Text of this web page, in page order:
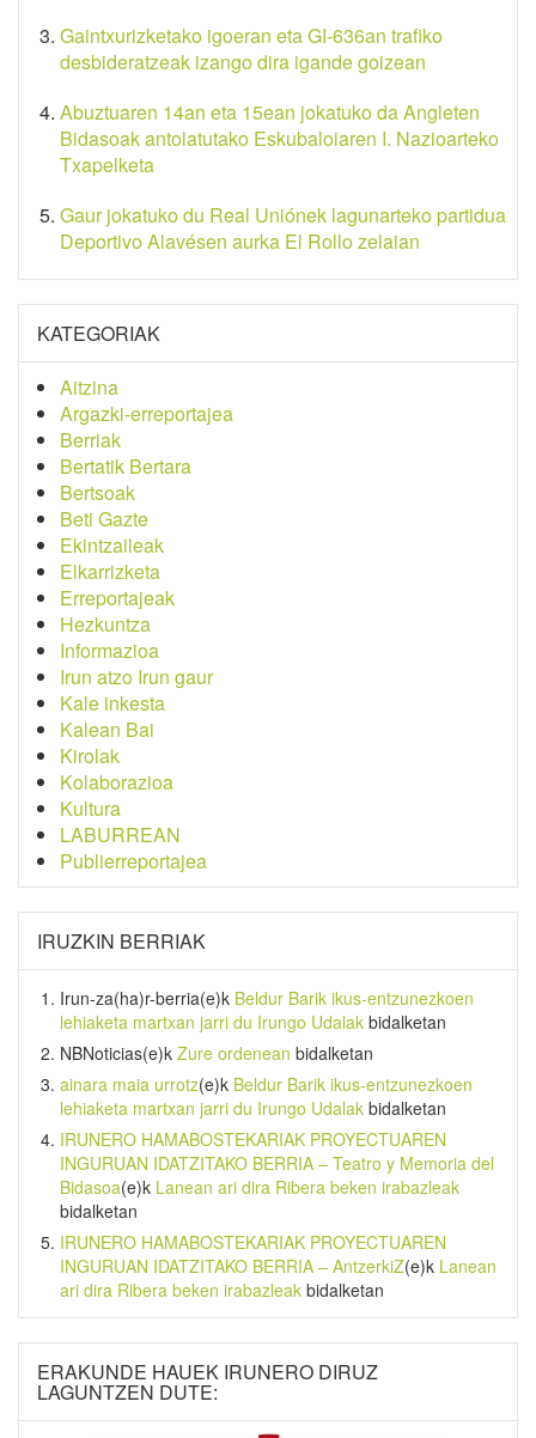
Gaintxurizketako igoeran eta GI-636an trafiko
desbideratzeak izango dira igande goizean
Abuztuaren 14an eta 15ean jokatuko da Angleten
Bidasoak antolatutako Eskubaloiaren I. Nazioarteko
Txapelketa
Gaur jokatuko du Real Uniónek lagunarteko partidua
Deportivo Alavésen aurka El Rollo zelaian
KATEGORIAK
Aitzina
Argazki-erreportajea
Berriak
Bertatik Bertara
Bertsoak
Beti Gazte
Ekintzaileak
Elkarrizketa
Erreportajeak
Hezkuntza
Informazioa
Irun atzo Irun gaur
Kale inkesta
Kalean Bai
Kirolak
Kolaborazioa
Kultura
LABURREAN
Publierreportajea
IRUZKIN BERRIAK
Irun-za(ha)r-berria(e)k Beldur Barik ikus-entzunezkoen
lehiaketa martxan jarri du Irungo Udalak bidalketan
NBNoticias(e)k Zure ordenean bidalketan
ainara maia urrotz(e)k Beldur Barik ikus-entzunezkoen
lehiaketa martxan jarri du Irungo Udalak bidalketan
IRUNERO HAMABOSTEKARIAK PROYECTUAREN
INGURUAN IDATZITAKO BERRIA – Teatro y Memoria del
Bidasoa(e)k Lanean ari dira Ribera beken irabazleak
bidalketan
IRUNERO HAMABOSTEKARIAK PROYECTUAREN
INGURUAN IDATZITAKO BERRIA – AntzerkiZ(e)k Lanean
ari dira Ribera beken irabazleak bidalketan
ERAKUNDE HAUEK IRUNERO DIRUZ
LAGUNTZEN DUTE: